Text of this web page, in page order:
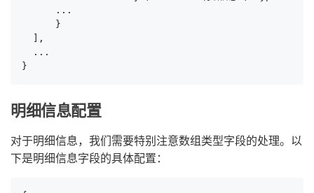
      ...
      }
  ],
  ...
}
明细信息配置
对于明细信息，我们需要特别注意数组类型字段的处理。以
下是明细信息字段的具体配置：